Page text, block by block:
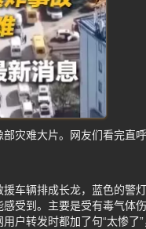
灾难大片。网友们看完直
车辆排成长龙，蓝色的警
受到。主要是受有毒气体
户转发时都加了句“太惨了